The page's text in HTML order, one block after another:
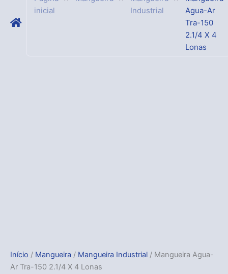
inicial
Industrial
Agua-Ar
Tra-150
2.1/4 X 4
Lonas
Início / Mangueira / Mangueira Industrial / Mangueira Agua-
Ar Tra-150 2.1/4 X 4 Lonas